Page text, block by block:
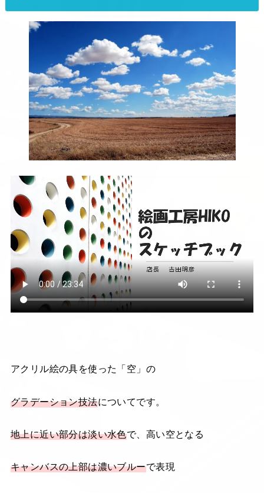
アクリル絵の具を使った「空」の
グラデーション技法についてです。
地上に近い部分は淡い水色で、高い空となる
キャンバスの上部は濃いブルーで表現